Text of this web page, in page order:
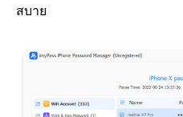
สบาย